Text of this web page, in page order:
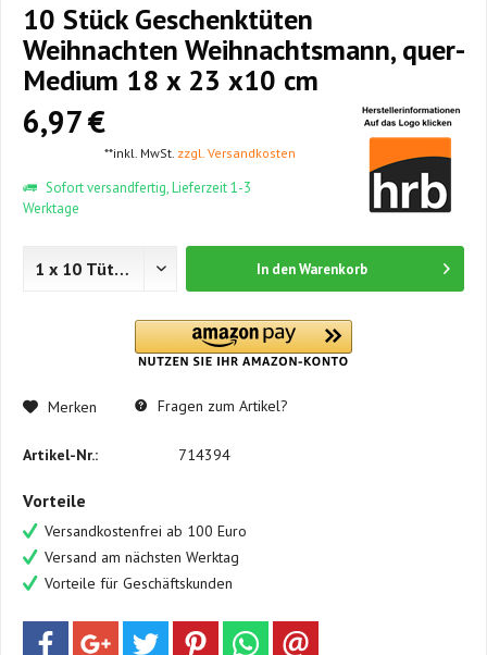
10 Stück Geschenktüten
Weihnachten Weihnachtsmann, quer-
Medium 18 x 23 x10 cm
6,97 €
**inkl. MwSt. zzgl. Versandkosten
Sofort versandfertig, Lieferzeit 1-3
Werktage
In denWarenkorb
Merken Fragen zum Artikel?
Artikel-Nr.: 714394
Vorteile
Versandkostenfrei ab 100 Euro
Versand am nächsten Werktag
Vorteile für Geschäftskunden